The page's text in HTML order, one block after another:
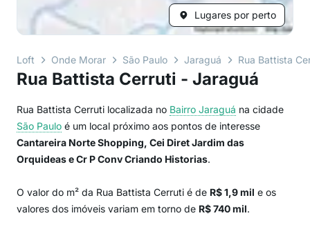
Lugares por perto
Loft Onde Morar São Paulo Jaraguá Rua Battista
Rua Battista Cerruti - Jaraguá
Rua Battista Cerruti localizada no Bairro Jaraguá na cidade
São Paulo é um local próximo aos pontos de interesse
Cantareira Norte Shopping, Cei Diret Jardim das
Orquideas e Cr P Conv Criando Historias.
O valor do m² da Rua Battista Cerruti é de R$ 1,9 mil e os
valores dos imóveis variam em torno de R$ 740 mil.